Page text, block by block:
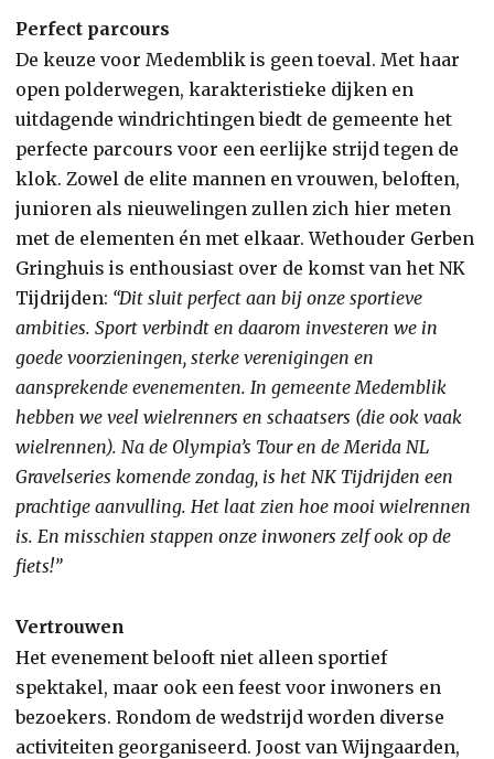
Perfect parcours
De keuze voor Medemblik is geen toeval. Met haar
open polderwegen, karakteristieke dijken en
uitdagende windrichtingen biedt de gemeente het
perfecte parcours voor een eerlijke strijd tegen de
klok. Zowel de elite mannen en vrouwen, beloften,
junioren als nieuwelingen zullen zich hier meten
met de elementen én met elkaar. Wethouder Gerben
Gringhuis is enthousiast over de komst van het NK
Tijdrijden: “Dit sluit perfect aan bij onze sportieve
ambities. Sport verbindt en daarom investeren we in
goede voorzieningen, sterke verenigingen en
aansprekende evenementen. In gemeente Medemblik
hebben we veel wielrenners en schaatsers (die ook vaak
wielrennen). Na de Olympia’s Tour en de Merida NL
Gravelseries komende zondag, is het NK Tijdrijden een
prachtige aanvulling. Het laat zien hoe mooi wielrennen
is. En misschien stappen onze inwoners zelf ook op de
fiets!”
Vertrouwen
Het evenement belooft niet alleen sportief
spektakel, maar ook een feest voor inwoners en
bezoekers. Rondom de wedstrijd worden diverse
activiteiten georganiseerd. Joost van Wijngaarden,